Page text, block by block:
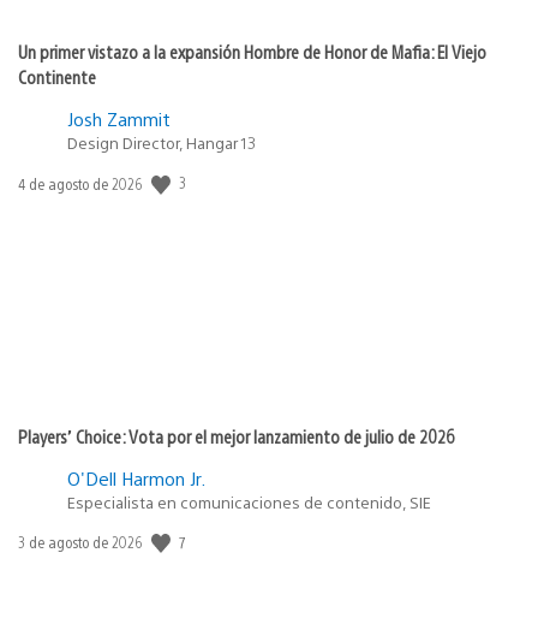
Un primer vistazo a la expansión Hombre de Honor de Mafia: El Viejo
Continente
Josh Zammit
Design Director, Hangar 13
Fecha
4 de agosto de 2026 3
Players’ Choice: Vota por el mejor lanzamiento de julio de 2026
O'Dell Harmon Jr.
Especialista en comunicaciones de contenido, SIE
Fecha
3 de agosto de 2026 7